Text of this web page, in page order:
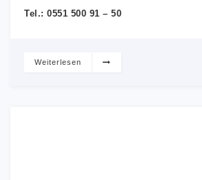
Tel.: 0551 500 91 – 50
Weiterlesen